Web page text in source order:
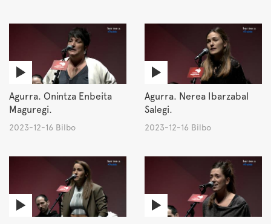
Agurra. Onintza Enbeita
Maguregi.
2023-12-16 Bilbo
Agurra. Nerea Ibarzabal
Salegi.
2023-12-16 Bilbo